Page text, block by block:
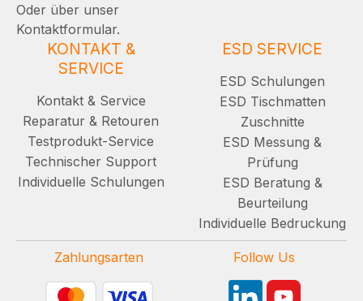
Oder über unser
Kontaktformular.
KONTAKT &
SERVICE
Kontakt & Service
Reparatur & Retouren
Testprodukt-Service
Technischer Support
Individuelle Schulungen
ESD SERVICE
ESD Schulungen
ESD Tischmatten
Zuschnitte
ESD Messung &
Prüfung
ESD Beratung &
Beurteilung
Individuelle Bedruckung
Zahlungsarten Follow Us